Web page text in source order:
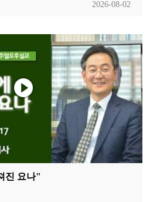
2026-08-02
진 요나"